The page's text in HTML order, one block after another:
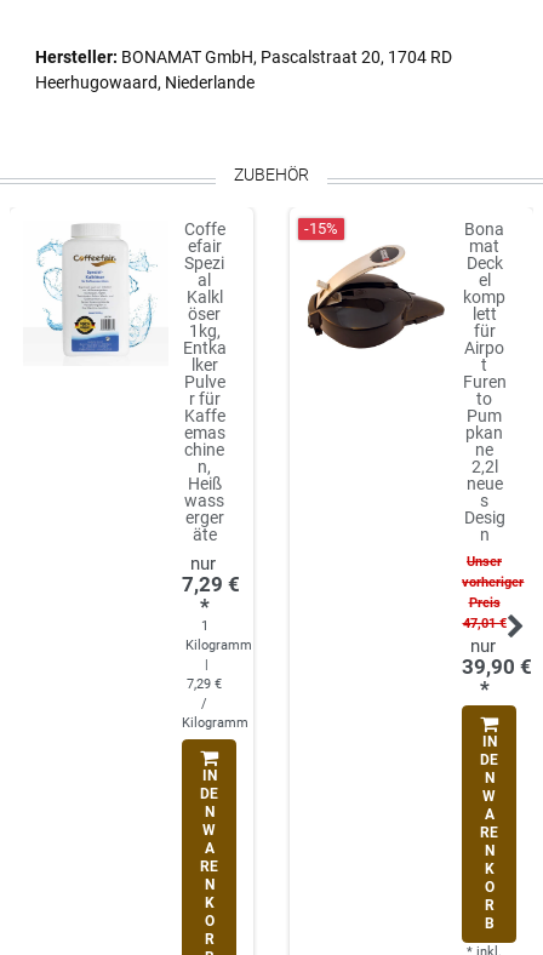
Hersteller: BONAMAT GmbH, Pascalstraat 20, 1704 RD
Heerhugowaard, Niederlande
ZUBEHÖR
Coffe
efair
Spezi
al
Kalkl
öser
1kg,
Entka
lker
Pulve
r für
Kaffe
emas
chine
n,
Heiß
wass
erger
äte
7,29 €
*
1
Kilogramm
|
7,29 €
/
Kilogramm
IN
DE
N
W
A
RE
N
K
O
R
-15%
Bona
mat
Deck
el
komp
lett
für
Airpo
t
Furen
to
Pum
pkan
ne
2,2l
neue
s
Desig
n
Unser
vorheriger
Preis
47,01 €
39,90 €
*
IN
DE
N
W
A
RE
N
K
O
R
B